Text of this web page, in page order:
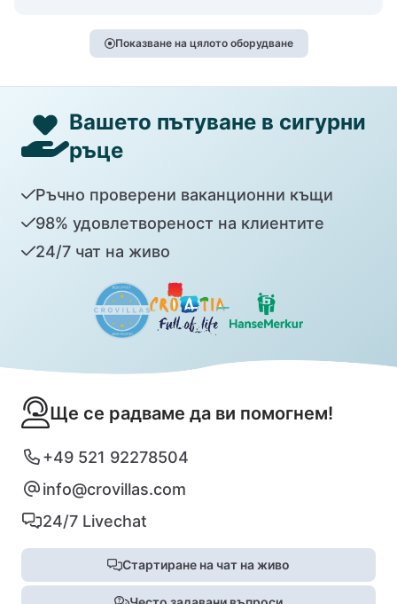
Показване на цялото оборудване
Вашето пътуване в сигурни
ръце
Ръчно проверени ваканционни къщи
98% удовлетвореност на клиентите
24/7 чат на живо
Ще се радваме да ви помогнем!
+49 521 92278504
info@crovillas.com
24/7 Livechat
Стартиране на чат на живо